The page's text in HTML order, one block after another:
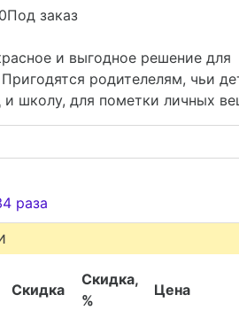
0Под заказ
и выгодное решение для
родителелям, чьи
и школу, для пометки личных
раза
Скидка
Скидка,
%
Цена